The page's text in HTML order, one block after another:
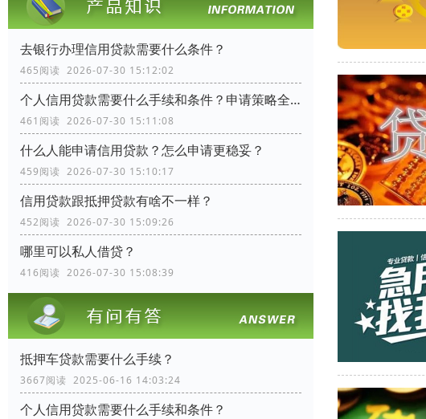
去银行办理信用贷款需要什么条件？
465阅读 2026-07-30 15:12:02
个人信用贷款需要什么手续和条件？申请策略全流程指南
461阅读 2026-07-30 15:11:08
什么人能申请信用贷款？怎么申请更稳妥？
459阅读 2026-07-30 15:10:17
信用贷款跟抵押贷款有啥不一样？
452阅读 2026-07-30 15:09:26
哪里可以私人借贷？
416阅读 2026-07-30 15:08:39
抵押车贷款需要什么手续？
3667阅读 2025-06-16 14:03:24
个人信用贷款需要什么手续和条件？